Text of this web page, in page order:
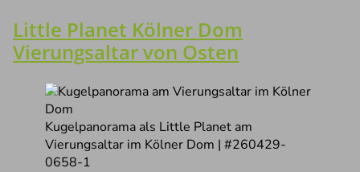
Little Planet Kölner Dom
Vierungsaltar von Osten
Kugelpanorama als Little Planet am
Vierungsaltar im Kölner Dom | #260429-
0658-1